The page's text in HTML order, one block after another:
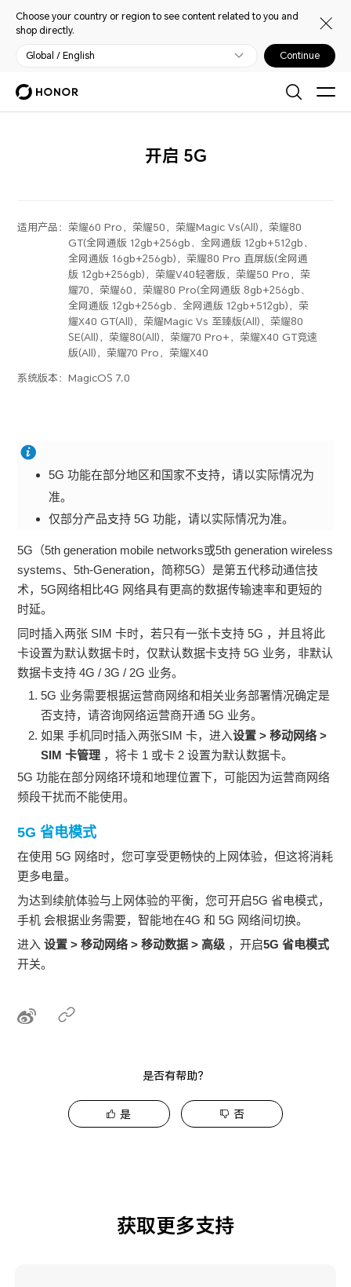
Choose your country or region to see content related to you and
shop directly.
Global / English Continue
开启 5G
适用产品： 荣耀60 Pro，荣耀50，荣耀Magic Vs(All)，荣耀80
GT(全网通版 12gb+256gb、全网通版 12gb+512gb、
全网通版 16gb+256gb)，荣耀80 Pro 直屏版(全网通
版 12gb+256gb)，荣耀V40轻奢版，荣耀50 Pro，荣
耀70，荣耀60，荣耀80 Pro(全网通版 8gb+256gb、
全网通版 12gb+256gb、全网通版 12gb+512gb)，荣
耀X40 GT(All)，荣耀Magic Vs 至臻版(All)，荣耀80
SE(All)，荣耀80(All)，荣耀70 Pro+，荣耀X40 GT竞速
版(All)，荣耀70 Pro，荣耀X40
系统版本：MagicOS 7.0
5G 功能在部分地区和国家不支持，请以实际情况为
准。
仅部分产品支持 5G 功能，请以实际情况为准。
5G（5th generation mobile networks或5th generation wireless
systems、5th-Generation，简称5G）是第五代移动通信技
术，5G网络相比4G 网络具有更高的数据传输速率和更短的
时延。
同时插入两张 SIM 卡时，若只有一张卡支持 5G ，并且将此
卡设置为默认数据卡时，仅默认数据卡支持 5G 业务，非默认
数据卡支持 4G / 3G / 2G 业务。
5G 业务需要根据运营商网络和相关业务部署情况确定是
否支持，请咨询网络运营商开通 5G 业务。
如果手机同时插入两张SIM 卡，进入设置 >移动网络 >
SIM 卡管理 ，将卡 1 或卡 2 设置为默认数据卡。
5G 功能在部分网络环境和地理位置下，可能因为运营商网络
频段干扰而不能使用。
5G 省电模式
在使用 5G 网络时，您可享受更畅快的上网体验，但这将消耗
更多电量。
为达到续航体验与上网体验的平衡，您可开启5G 省电模式，
手机 会根据业务需要，智能地在4G 和 5G 网络间切换。
进入 设置 >移动网络 >移动数据 >高级 ，开启5G 省电模式
开关。
是否有帮助？
是 否
获取更多支持